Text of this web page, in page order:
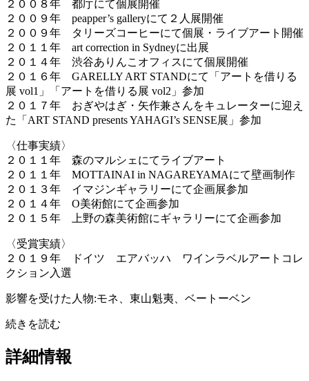
２００８年 都庁にて個展開催
２００９年 peapper’s galleryにて２人展開催
２００９年 タリーズコーヒーにて個展・ライブアート開催
２０１１年 art correction in Sydneyに出展
２０１４年 渋谷ありんこオフィスにて個展開催
２０１６年 GARELLY ART STANDにて「アートを借りる
展 vol1」「アートを借りる展 vol2」参加
２０１７年 おぎやはぎ・矢作兼さんをキュレーターに迎え
た「ART STAND presents YAHAGI’s SENSE展」参加
〈仕事実績〉
２０１１年 森のマルシェにてライブアート
２０１１年 MOTTAINAI in NAGAREYAMAにて壁画制作
２０１３年 イマジンギャラリーにて企画展参加
２０１４年 O美術館にて企画参加
２０１５年 上野の森美術館にギャラリーにて企画参加
〈受賞実績〉
２０１９年 ドイツ エアバッハ ワインラベルアートコレ
クション入選
影響を受けた人物:モネ、東山魁夷、ベートーベン
続きを読む
詳細情報